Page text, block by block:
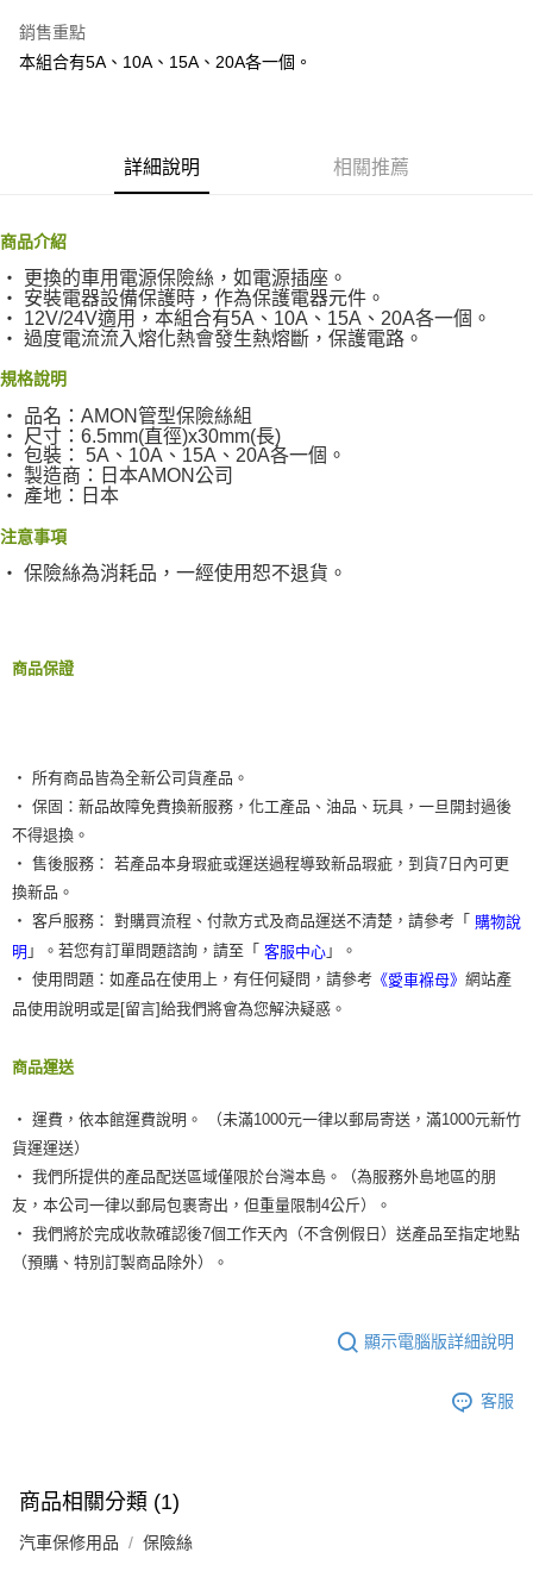
國泰世華商業銀行
臺灣中小企業銀行
台中商業銀行
玉山商業銀行
星展（台灣）商業銀行
台新國際商業銀行
Apple Pay
AFTEE先享後付
相關說明
【關於「AFTEE先享後付」】
AFTEE先享後付是「在收到商品之後才付款」的支付方式。 讓您購物簡單
便利好安心！
２．便利：只要手機號碼，簡訊認證，即可結帳。
【「AFTEE先享後付」結帳流程】
１．於結帳方式選擇「AFTEE先享後付」後，將跳轉至「AFTEE先享後付」
結帳頁面，進行簡訊認證並確認金額後，即可完成結帳。
２．訂單成立數日內，您將收到繳費通知簡訊。
３．收到繳費通知簡訊後14天內，點擊此簡訊中的連結，可透過四大超商／
ATM／網路銀行／等多元方式進行付款，方視為交易完成。
※ 請注意：結帳手續完成當下不需立刻繳費，但若您需要取消訂單，請聯絡
是否繳費成功／繳費後需取消欲退款等相關疑問，請聯繫「AFTEE先享後付
客戶支援中心」
權轉讓予恩沛科技股份有限公司。
２．關於個人資料處理事宜，請瀏覽以下網址：
https://aftee.tw/terms/#terms3
「AFTEE先享後付」，若未經同意申辦者引起之損失，本公司不負相關責
任。
４．使用「AFTEE先享後付」時，將依據個別帳號之用戶狀況，依本公司即
請求用戶進行身份認證。
５．嚴禁一人註冊多個帳號或使用他人資訊註冊。若發現惡意使用之情形，
恩沛科技股份有限公司將有權停止該用戶之使用額度並採取法律行動。
ATM付款
運送方式
全家付款取貨
每筆NT$60，滿NT$490(含以上)免運費
付款後全家取貨
離島取貨加價40元
每筆NT$55，滿NT$800(含以上)免運費
宅配(外島)
付款後門市自取
免運費
銷售重點
本組合有5A、10A、15A、20A各一個。
詳細說明 相關推薦
商品介紹
‧
更換的車用電源保險絲，如電源插座。
‧
安裝電器設備保護時，作為保護電器元件。
‧
12V/24V適用，本組合有5A、10A、15A、20A各一個。
‧ 過度電流流入熔化熱會發生熱熔斷，保護電路。
規格說明
‧
品名：AMON管型保險絲組
‧
尺寸：6.5mm(直徑)x30mm(長)
‧ 包裝： 5A、10A、15A、20A各一個。
‧ 製造商：日本AMON公司
‧
產地：日本
注意事項
‧ 保險絲為消耗品，一經使用恕不退貨。
商品保證
‧ 所有商品皆為全新公司貨產品。
‧ 保固：新品故障免費換新服務，化工產品、油品、玩具，一旦開封過後
不得退換。
‧ 售後服務： 若產品本身瑕疵或運送過程導致新品瑕疵，到貨7日內可更
換新品。
‧ 客戶服務： 對購買流程、付款方式及商品運送不清楚，請參考「 購物說
明 」。若您有訂單問題諮詢，請至「 客服中心 」。
‧ 使用問題：如產品在使用上，有任何疑問，請參考 《愛車褓母》 網站產
品使用說明或是[留言]給我們將會為您解決疑惑。
商品運送
‧ 運費，依本館運費說明。 （未滿1000元一律以郵局寄送，滿1000元新竹
貨運運送）
‧ 我們所提供的產品配送區域僅限於台灣本島。（為服務外島地區的朋
友，本公司一律以郵局包裹寄出，但重量限制4公斤）。
‧ 我們將於完成收款確認後7個工作天內（不含例假日）送產品至指定地點
（預購、特別訂製商品除外）。
顯示電腦版詳細說明
客服
商品相關分類 (1)
汽車保修用品 保險絲